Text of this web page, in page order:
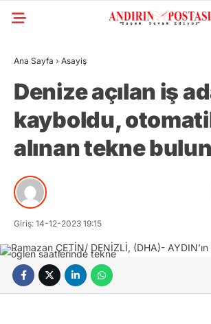
Ana Sayfa › Asayiş
Denize açılan iş
kayboldu,
alınan tekne
Giriş: 14-12-2023 19:15